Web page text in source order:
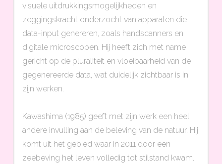
visuele uitdrukkingsmogelijkheden en
zeggingskracht onderzocht van apparaten die
data-input genereren, zoals handscanners en
digitale microscopen. Hij heeft zich met name
gericht op de pluraliteit en vloeibaarheid van de
gegenereerde data, wat duidelijk zichtbaar is in
zijn werken.
Kawashima (1985) geeft met zijn werk een heel
andere invulling aan de beleving van de natuur. Hij
komt uit het gebied waar in 2011 door een
zeebeving het leven volledig tot stilstand kwam.